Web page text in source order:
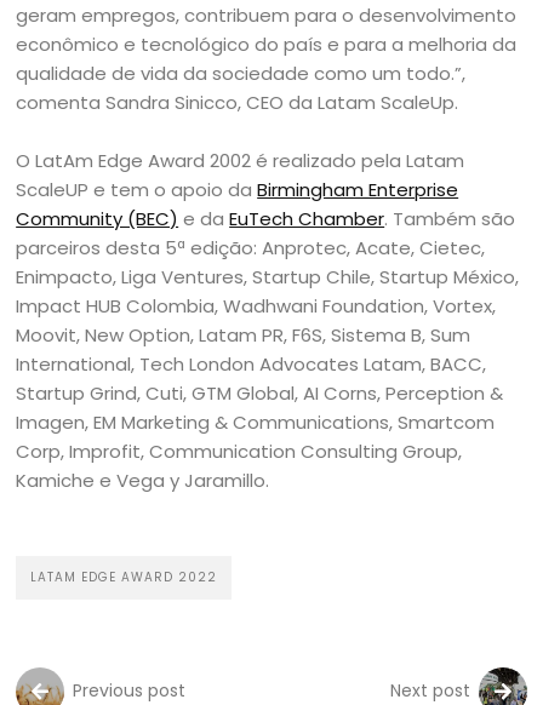
geram empregos, contribuem para o desenvolvimento
econômico e tecnológico do país e para a melhoria da
qualidade de vida da sociedade como um todo.”,
comenta Sandra Sinicco, CEO da Latam ScaleUp.
O LatAm Edge Award 2002 é realizado pela Latam
ScaleUP e tem o apoio daBirmingham Enterprise
Community (BEC) e daEuTech Chamber. Também são
parceiros desta 5ª edição: Anprotec, Acate, Cietec,
Enimpacto, Liga Ventures, Startup Chile, Startup México,
Impact HUB Colombia, Wadhwani Foundation, Vortex,
Moovit, New Option, Latam PR, F6S, Sistema B, Sum
International, Tech London Advocates Latam, BACC,
Startup Grind, Cuti, GTM Global, AI Corns, Perception &
Imagen, EM Marketing & Communications, Smartcom
Corp, Improfit, Communication Consulting Group,
Kamiche e Vega y Jaramillo.
LATAM EDGE AWARD 2022
Previous post Next post